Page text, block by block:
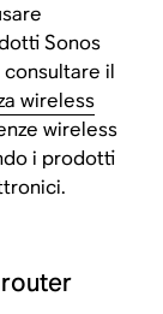
Sonos
il
wireless
wireless
i prodotti